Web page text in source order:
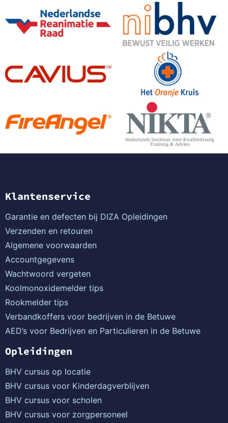
Klantenservice
Garantie en defecten bij DIZA Opleidingen
Verzenden en retouren
Algemene voorwaarden
Accountgegevens
Wachtwoord vergeten
Koolmonoxidemelder tips
Rookmelder tips
Verbandkoffers voor bedrijven in de Betuwe
AED’s voor Bedrijven en Particulieren in de Betuwe
Opleidingen
BHV cursus op locatie
BHV cursus voor Kinderdagverblijven
BHV cursus voor scholen
BHV cursus voor zorgpersoneel